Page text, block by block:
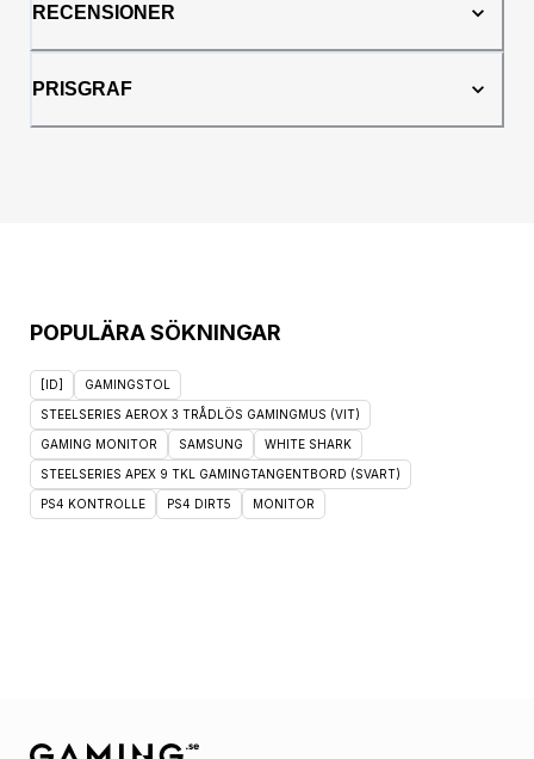
RECENSIONER
PRISGRAF
POPULÄRA SÖKNINGAR
[ID] GAMINGSTOL
STEELSERIES AEROX 3 TRÅDLÖS GAMINGMUS (VIT)
GAMING MONITOR SAMSUNG WHITE SHARK
STEELSERIES APEX 9 TKL GAMINGTANGENTBORD (SVART)
PS4 KONTROLLE PS4 DIRT5 MONITOR